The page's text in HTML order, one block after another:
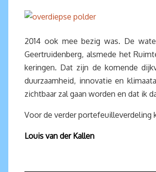
2014 ook mee bezig was. De
Geertruidenberg, alsmede het
keringen. Dat zijn de komende
duurzaamheid, innovatie en
zichtbaar zal gaan worden en dat ik
Voor de verder portefeuilleverdeling
Louis van der Kallen